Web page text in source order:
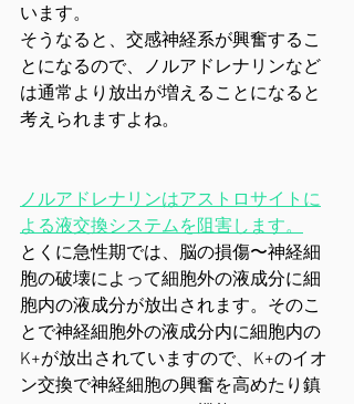
います。
そうなると、交感神経系が興奮するこ
とになるので、ノルアドレナリンなど
は通常より放出が増えることになると
考えられますよね。
ノルアドレナリンはアストロサイトに
よる液交換システムを阻害します。
とくに急性期では、脳の損傷〜神経細
胞の破壊によって細胞外の液成分に細
胞内の液成分が放出されます。そのこ
とで神経細胞外の液成分内に細胞内の
K+が放出されていますので、K+のイオ
ン交換で神経細胞の興奮を高めたり鎮